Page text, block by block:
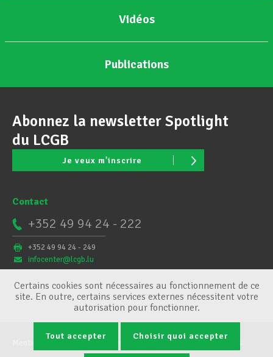
Vidéos
Publications
Abonnez la newsletter Spotlight
du LCGB
Je veux m'inscrire
Contact
+352 49 94 24 - 222
+352 49 94 24 - 249
infocenter@lcgb.lu
Conditions générales Gestion des cookies
Certains cookies sont nécessaires au fonctionnement de ce
site. En outre, certains services externes nécessitent votre
autorisation pour fonctionner.
Tout accepter Choisir quoi accepter